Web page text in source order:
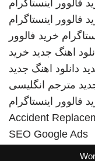
فالوور اینستاگرام
فالوور اینستاگرام
خرید فالوور
اهنگ جدید خرید
دانلود اهنگ جدید
مترجم انگلیسی
فالوور اینستاگرام
Accident
SEO Google Ads